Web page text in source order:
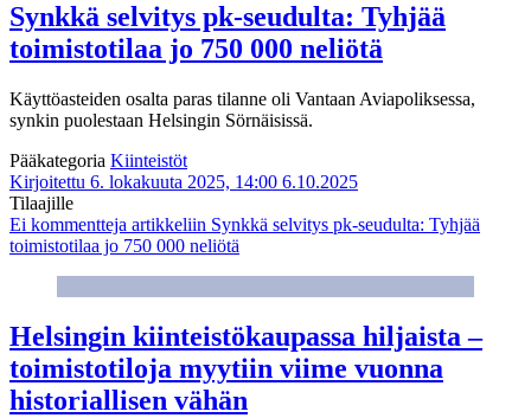
Synkkä selvitys pk-seudulta: Tyhjää
toimistotilaa jo 750 000 neliötä
Käyttöasteiden osalta paras tilanne oli Vantaan Aviapoliksessa,
synkin puolestaan Helsingin Sörnäisissä.
Pääkategoria Kiinteistöt
Kirjoitettu 6. lokakuuta 2025, 14:00 6.10.2025
Tilaajille
Ei kommentteja artikkeliin Synkkä selvitys pk-seudulta: Tyhjää
toimistotilaa jo 750 000 neliötä
Helsingin kiinteistökaupassa hiljaista –
toimistotiloja myytiin viime vuonna
historiallisen vähän